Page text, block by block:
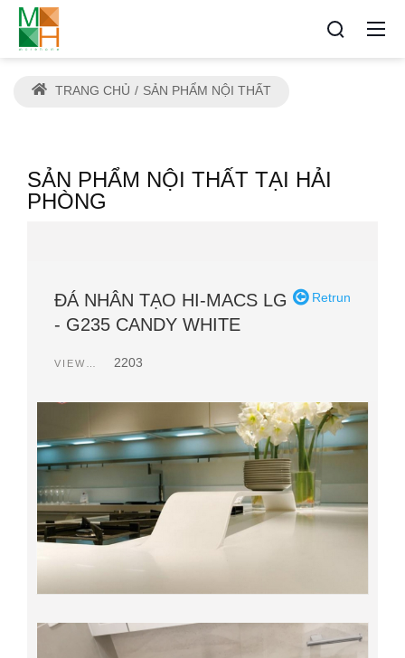
TRANG CHỦ SẢN PHẨM NỘI THẤT
SẢN PHẨM NỘI THẤT TẠI HẢI
PHÒNG
Retrun
ĐÁ NHÂN TẠO HI-MACS LG
- G235 CANDY WHITE
VIEWCOUNT 2203